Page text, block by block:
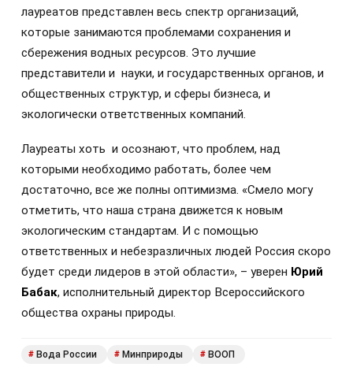
лауреатов представлен весь спектр организаций,
которые занимаются проблемами сохранения и
сбережения водных ресурсов. Это лучшие
представители и науки, и государственных органов, и
общественных структур, и сферы бизнеса, и
экологически ответственных компаний.
Лауреаты хоть и осознают, что проблем, над
которыми необходимо работать, более чем
достаточно, все же полны оптимизма. «Смело могу
отметить, что наша страна движется к новым
экологическим стандартам. И с помощью
ответственных и небезразличных людей Россия скоро
будет среди лидеров в этой области», – уверен Юрий
Бабак, исполнительный директор Всероссийского
общества охраны природы.
# Вода России # Минприроды # ВООП